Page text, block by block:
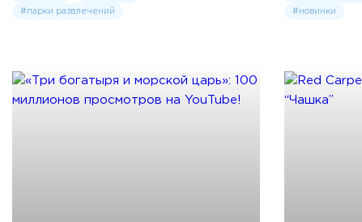
#парки развлечений
#новинки